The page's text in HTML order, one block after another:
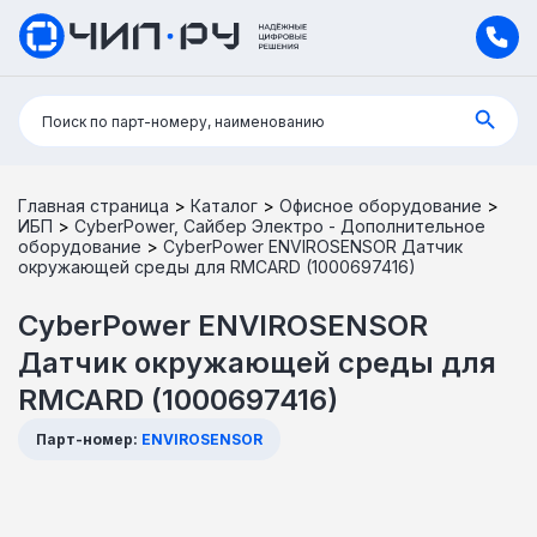
Поиск:
Поиск по парт-номеру, наименованию
Главная страница > Каталог > Офисное оборудование >
ИБП > CyberPower, Сайбер Электро - Дополнительное
оборудование > CyberPower ENVIROSENSOR Датчик
окружающей среды для RMCARD (1000697416)
CyberPower ENVIROSENSOR
Датчик окружающей среды для
RMCARD (1000697416)
Парт-номер: ENVIROSENSOR